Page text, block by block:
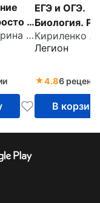
о
Негашева Марина Анатольевна
ЕГЭ и ОГЭ.
Биология.
"Эволюция
задания
Легион
4.86
В корзину